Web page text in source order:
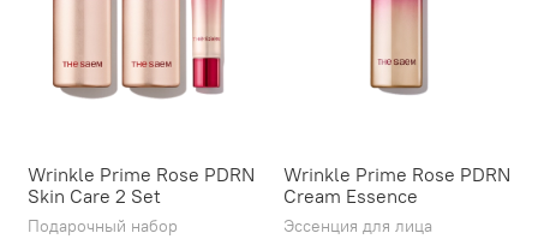
Wrinkle Prime Rose PDRN
Skin Care 2 Set
Подарочный набор
Wrinkle Prime Rose PDRN
Cream Essence
Эссенция для лица